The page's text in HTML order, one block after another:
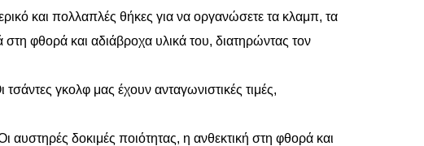
και πολλαπλές θήκες για να οργανώσετε τα κλαμπ, τα
φθορά και αδιάβροχα υλικά του, διατηρώντας τον
γκολφ μας έχουν ανταγωνιστικές τιμές,
αυστηρές δοκιμές ποιότητας, η ανθεκτική στη φθορά και